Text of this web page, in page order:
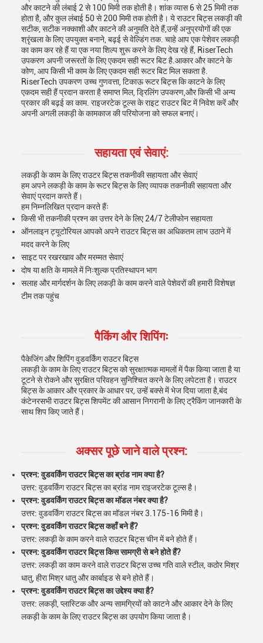
और काटने की लंबाई 2 से 100 मिमी तक होती है। शांक व्यास 6 से 25 मिमी तक
होता है, और कुल लंबाई 50 से 200 मिमी तक होती है। ये राउटर बिट्स लकड़ी की
सटीक, सटीक नक्काशी और काटने की अनुमति देते हैं,उन्हें अनुप्रयोगों की एक
श्रृंखला के लिए उपयुक्त बनाने, बढ़ई से वेल्डिंग तक. चाहे आप एक पेशेवर लकड़ी
का काम कर रहे हैं या एक नया शिल्प शुरू करने के लिए देख रहे हैं, RiserTech
उपकरण अपनी जरूरतों के लिए एकदम सही रूटर बिट है.आकार और काटने के
कोण, आप किसी भी काम के लिए एकदम सही रूटर बिट मिल सकता है.
RiserTech उपकरण उच्च गुणवत्ता, टिकाऊ रूटर बिट्स कि काटने के लिए
एकदम सही हैं प्रदान करता है समाप्त मिल, ड्रिलिंग उपकरण,और किसी भी अन्य
प्रकार की बढ़ई का काम. राइजरटेक टूल्स के राइट राउटर बिट में निवेश करें और
अपनी अगली लकड़ी के कामकाज की परियोजना को सफल बनाएं।
सहायता एवं सेवाएं:
लकड़ी के काम के लिए राउटर बिट्स तकनीकी सहायता और सेवाएं
हम अपने लकड़ी के काम के रूटर बिट्स के लिए व्यापक तकनीकी सहायता और
सेवाएं प्रदान करते हैं।
हम निम्नलिखित प्रदान करते हैंः
किसी भी तकनीकी प्रश्न का उत्तर देने के लिए 24/7 टेलीफोन सहायता
ऑनलाइन ट्यूटोरियल आपको अपने राउटर बिट्स का अधिकतम लाभ उठाने में
मदद करने के लिए
साइट पर रखरखाव और मरम्मत सेवाएं
दोष या क्षति के मामले में निःशुल्क प्रतिस्थापन भाग
सलाह और मार्गदर्शन के लिए लकड़ी के काम करने वाले पेशेवरों की हमारी विशेषज्ञ
टीम तक पहुंच
पैकिंग और शिपिंगः
पैकेजिंग और शिपिंग वुडवर्किंग राउटर बिट्स
लकड़ी के काम के लिए राउटर बिट्स को सुरक्षात्मक मामलों में पैक किया जाता है या
टूटने से रोकने और सुरक्षित परिवहन सुनिश्चित करने के लिए लपेटता है। राउटर
बिट्स के आकार और प्रकार के आधार पर, उन्हें बक्से में भेज दिया जाता है,बंद
कंटेनरसभी राउटर बिट्स शिपमेंट की आसान निगरानी के लिए ट्रैकिंग जानकारी के
साथ शिप किए जाते हैं।
अक्सर पूछे जाने वाले प्रश्न:
प्रश्न: वुडवर्किंग राउटर बिट्स का ब्रांड नाम क्या है?
उत्तर: वुडवर्किंग राउटर बिट्स का ब्रांड नाम राइजरटेक टूल्स है।
प्रश्न: वुडवर्किंग राउटर बिट्स का मॉडल नंबर क्या है?
उत्तर: वुडवर्किंग राउटर बिट्स का मॉडल नंबर 3.175-16 मिमी है।
प्रश्न: वुडवर्किंग राउटर बिट्स कहाँ बने हैं?
उत्तर: लकड़ी के काम करने वाले राउटर बिट्स चीन में बने होते हैं।
प्रश्न: वुडवर्किंग राउटर बिट्स किस सामग्री से बने होते हैं?
उत्तर: लकड़ी का काम करने वाले राउटर बिट्स उच्च गति वाले स्टील, कठोर मिश्र
धातु, हीरा मिश्र धातु और कार्बाइड से बने होते हैं।
प्रश्न: वुडवर्किंग राउटर बिट्स का उद्देश्य क्या है?
उत्तर: लकड़ी, प्लास्टिक और अन्य सामग्रियों को काटने और आकार देने के लिए
लकड़ी के काम के लिए राउटर बिट्स का उपयोग किया जाता है।